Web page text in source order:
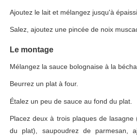
Ajoutez le lait et mélangez jusqu'à
Salez, ajoutez une pincée de noix
Le montage
Mélangez la sauce bolognaise à la
Beurrez un plat à four.
Étalez un peu de sauce au fond du plat.
Placez deux à trois plaques de
du plat), saupoudrez de parmesan,